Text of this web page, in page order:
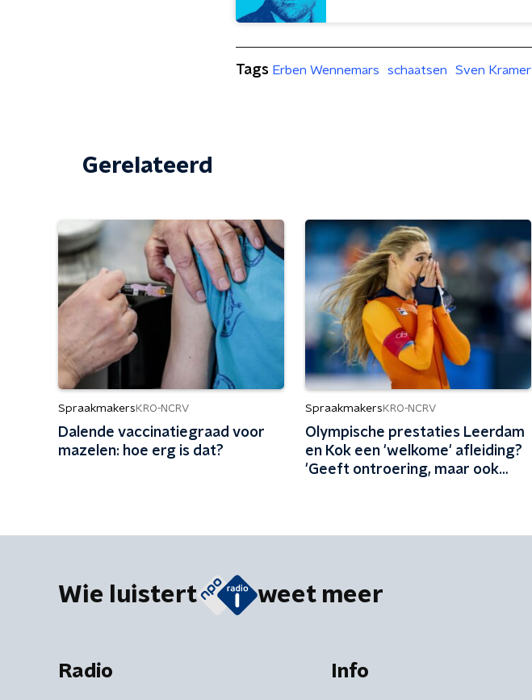
Tags Erben Wennemars schaatsen Sven Kramer
Gerelateerd
Spraakmakers KRO-NCRV
Dalende vaccinatiegraad voor
mazelen: hoe erg is dat?
Spraakmakers KRO-NCRV
Olympische prestaties Leerdam
en Kok een 'welkome' afleiding?
'Geeft ontroering, maar ook
Wie luistert weet meer
Radio Info